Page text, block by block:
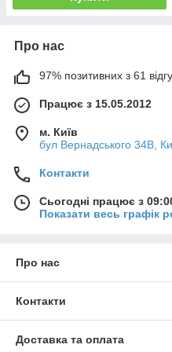
Про нас
97% позитивних з 61
Працює з 15.05.2012
м. Київ
бул Вернадського 34В,
Контакти
Сьогодні працює з
Показати весь графік
Про нас
Контакти
Доставка та оплата